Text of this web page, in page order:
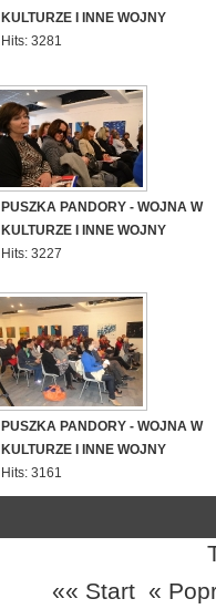
KULTURZE I INNE WOJNY
Hits: 3281
PUSZKA PANDORY - WOJNA W
KULTURZE I INNE WOJNY
Hits: 3227
PUSZKA PANDORY - WOJNA W
KULTURZE I INNE WOJNY
Hits: 3161
«« Start«